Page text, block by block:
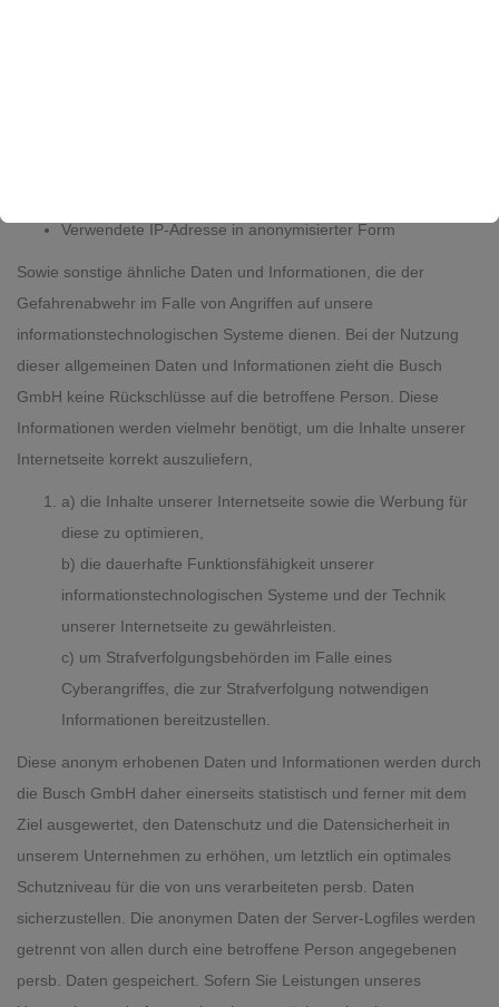
Verwendete IP-Adresse in anonymisierter Form
Sowie sonstige ähnliche Daten und Informationen, die der
Gefahrenabwehr im Falle von Angriffen auf unsere
informationstechnologischen Systeme dienen. Bei der Nutzung
dieser allgemeinen Daten und Informationen zieht die Busch
GmbH keine Rückschlüsse auf die betroffene Person. Diese
Informationen werden vielmehr benötigt, um die Inhalte unserer
Internetseite korrekt auszuliefern,
a) die Inhalte unserer Internetseite sowie die Werbung für
diese zu optimieren,
b) die dauerhafte Funktionsfähigkeit unserer
informationstechnologischen Systeme und der Technik
unserer Internetseite zu gewährleisten.
c) um Strafverfolgungsbehörden im Falle eines
Cyberangriffes, die zur Strafverfolgung notwendigen
Informationen bereitzustellen.
Diese anonym erhobenen Daten und Informationen werden durch
die Busch GmbH daher einerseits statistisch und ferner mit dem
Ziel ausgewertet, den Datenschutz und die Datensicherheit in
unserem Unternehmen zu erhöhen, um letztlich ein optimales
Schutzniveau für die von uns verarbeiteten persb. Daten
sicherzustellen. Die anonymen Daten der Server-Logfiles werden
getrennt von allen durch eine betroffene Person angegebenen
persb. Daten gespeichert. Sofern Sie Leistungen unseres